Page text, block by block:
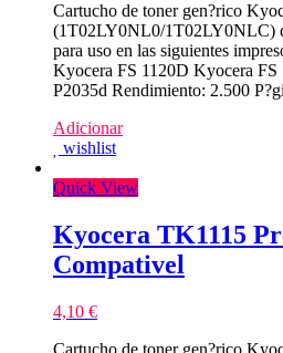
Cartucho de toner gen?rico
(1T02LY0NL0/1T02LY0NLC)
para uso en las siguientes
Kyocera FS 1120D Kyocera
P2035d Rendimiento: 2.500
Adicionar
wishlist
Quick View
Kyocera TK1115
Compativel
4,10 €
Cartucho de toner gen?rico